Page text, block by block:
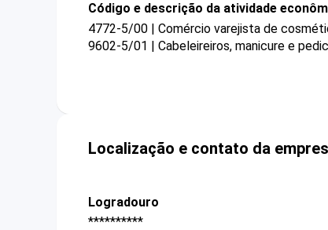
Código e descrição da atividade
4772-5/00 | Comércio varejista de
9602-5/01 | Cabeleireiros, manicure e
Localização e contato da
Logradouro
**********